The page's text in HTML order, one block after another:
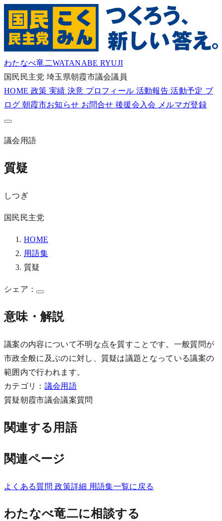
わたなべ竜二WATANABE RYUJI
国民民主党 埼玉県朝霞市議会議員
HOME 政策 実績 決意 プロフィール 活動報告活動予定 ブ
ログ 朝霞市お知らせ お問合せ後援会入会 メルマガ登録
議会用語
質疑
しつぎ
国民民主党
HOME
用語集
質疑
シェア：
意味・解説
議案の内容について不明な点を質すことです。一般質問が
市政全般に及ぶのに対し、質疑は議題となっている議案の
範囲内で行われます。
カテゴリ： 議会用語
質疑朝霞市議会議案質問
関連する用語
関連ページ
よくある質問政策詳細 用語集一覧に戻る
わたなべ竜二に相談する